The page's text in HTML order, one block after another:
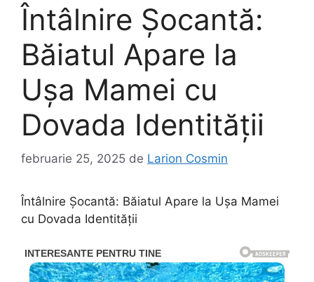
Întâlnire Șocantă:
Băiatul Apare la
Ușa Mamei cu
Dovada Identității
februarie 25, 2025 de Larion Cosmin
Întâlnire Șocantă: Băiatul Apare la Ușa Mamei
cu Dovada Identității